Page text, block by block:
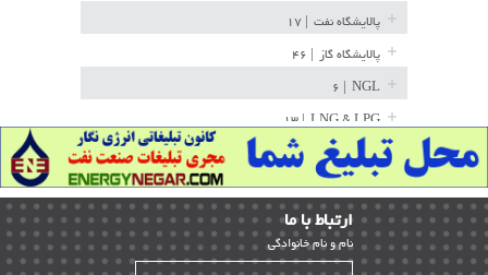
پالایشگاه نفت
پالایشگاه گاز
NGL
LNG & LPG | ۱۳
خط لوله | ۳۶
مخازن ذخیره | ۱۵
پتروشیمی | ۱۴
بازرسی و QC | ۱۵
ارﺗﺒﺎط ﺑﺎ ما
ﻧﺎم و ﻧﺎم ﺧﺎﻧﻮادﮔﻰ